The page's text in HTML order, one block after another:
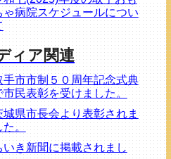
ゃ病院スケジュールについ
ィア関連
手市市制５０周年記念式典
市民表彰を受けました。
城県市長会より表彰されま
た。
いき新聞に掲載されまし